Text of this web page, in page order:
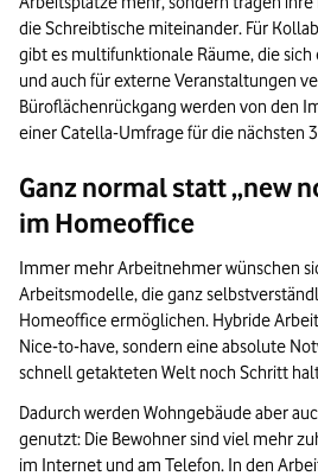
die Schreibtische miteinander. Für
gibt es multifunktionale Räume, die sich
und auch für externe Veranstaltungen
Büroflächenrückgang werden von den
einer Catella-Umfrage für die nächsten
Ganz normal statt „new
im Homeoffice
Immer mehr Arbeitnehmer wünschen
Arbeitsmodelle, die ganz
Homeoffice ermöglichen. Hybride
Nice-to-have, sondern eine absolute
schnell getakteten Welt noch Schritt
Dadurch werden Wohngebäude aber
genutzt: Die Bewohner sind viel mehr
im Internet und am Telefon. In den